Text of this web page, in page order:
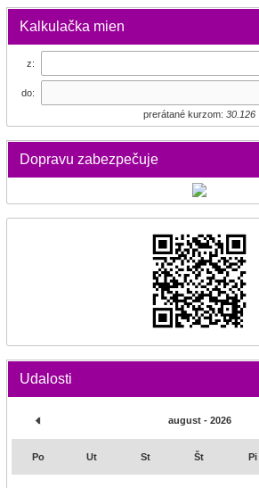
Kalkulačka mien
z:
do:
prerátané kurzom: 30.126
Dopravu zabezpečuje
Udalosti
august - 2026
Po Ut St Št Pi